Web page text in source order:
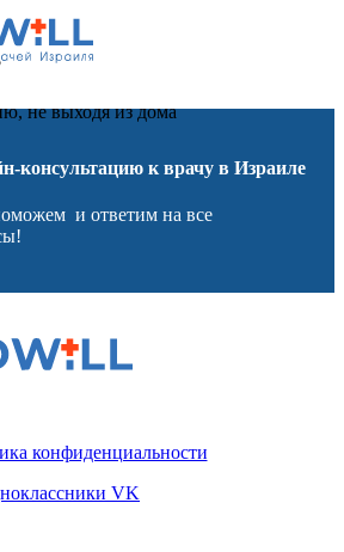
не выходя из дома
консультацию к врачу в Израиле
и ответим на все
конфиденциальности
VK